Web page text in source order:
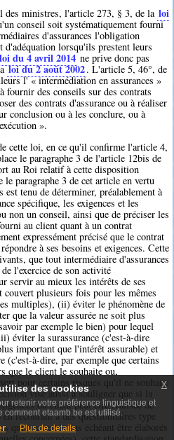
des ministres, l'article 273, § 3, de la loi
conseil soit systématiquement fourni
d'assurances l'obligation
lorsqu'ils prestent leurs
loi du 4 avril 2014 ne prive donc pas
loi du 2 août 2002. L'article 5, 46°, de
l' « intermédiation en assurances »
fournir des conseils sur des contrats
des contrats d'assurance ou à réaliser
conclusion ou à les conclure, ou à
».
cette loi, en ce qu'il confirme l'article 4,
le paragraphe 3 de l'article 12bis de
au Roi relatif à cette disposition
paragraphe 3 de cet article en vertu
tenu de déterminer, préalablement à
spécifique, les exigences et les
non un conseil, ainsi que de préciser les
au client quant à un contrat
expressément précisé que le contrat
à ses besoins et exigences. Cette
que tout intermédiaire d'assurances
l'exercice de son activité
servir au mieux les intérêts de ses
plusieurs fois pour les mêmes
multiples), (ii) éviter le phénomène de
que la valeur assurée ne soit plus
par exemple le bien) pour lequel
éviter la surassurance (c'est-à-dire
important que l'intérêt assurable) et
(c'est-à-dire, par exemple que certains
que le client le souhaite ou,
pour certains risques qu'il ne souhaite
vise aussi à souligner que si la
du client peut être réalisée de
recourant à des questionnaires type
qui peuvent le cas échéant être élaborés
des cookies
retenir votre préférence linguistique et
comment etaamb.be est utilisé.
Plus de details
x